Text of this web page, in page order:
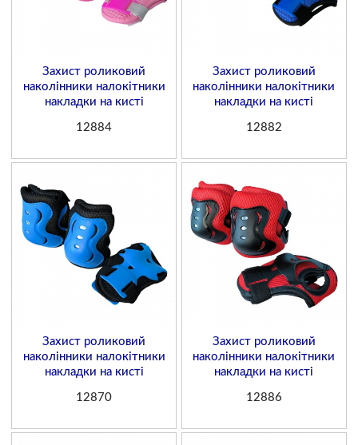
Захист роликовий
наколінники налокітники
накладки на кисті
12884
Захист роликовий
наколінники налокітники
накладки на кисті
12882
Захист роликовий
наколінники налокітники
накладки на кисті
12870
Захист роликовий
наколінники налокітники
накладки на кисті
12886